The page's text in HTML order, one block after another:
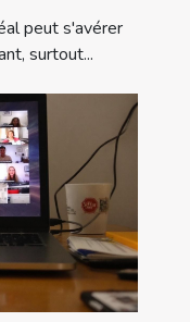
peut s'avérer
surtout...